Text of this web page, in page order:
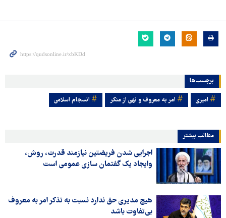
برچسب‌ها
امیری امر به معروف و نهی از منکر انسجام اسلامی
مطالب بیشتر
اجرایی شدن فریضتین نیازمند قدرت، روش،
وایجاد یک گفتمان سازی عمومی است
هیچ مدیری حق ندارد نسبت به تذکر امر به معروف
بی‌تفاوت باشد